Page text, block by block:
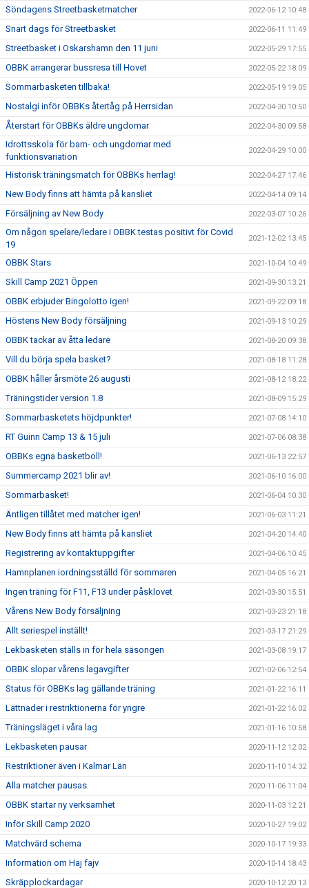
Söndagens Streetbasketmatcher 2022-06-12 10:48
Snart dags för Streetbasket 2022-06-11 11:49
Streetbasket i Oskarshamn den 11 juni 2022-05-29 17:55
OBBK arrangerar bussresa till Hovet 2022-05-22 18:09
Sommarbasketen tillbaka! 2022-05-19 19:05
Nostalgi inför OBBKs återtåg på Herrsidan 2022-04-30 10:50
Återstart för OBBKs äldre ungdomar 2022-04-30 09:58
Idrottsskola för barn- och ungdomar med
funktionsvariation
2022-04-29 10:00
Historisk träningsmatch för OBBKs herrlag! 2022-04-27 17:46
New Body finns att hämta på kansliet 2022-04-14 09:14
Försäljning av New Body 2022-03-07 10:26
Om någon spelare/ledare i OBBK testas positivt för Covid
19
2021-12-02 13:45
OBBK Stars 2021-10-04 10:49
Skill Camp 2021 Öppen 2021-09-30 13:21
OBBK erbjuder Bingolotto igen! 2021-09-22 09:18
Höstens New Body försäljning 2021-09-13 10:29
OBBK tackar av åtta ledare 2021-08-20 09:38
Vill du börja spela basket? 2021-08-18 11:28
OBBK håller årsmöte 26 augusti 2021-08-12 18:22
Träningstider version 1.8 2021-08-09 15:29
Sommarbasketets höjdpunkter! 2021-07-08 14:10
RT Guinn Camp 13 & 15 juli 2021-07-06 08:38
OBBKs egna basketboll! 2021-06-13 22:57
Summercamp 2021 blir av! 2021-06-10 16:00
Sommarbasket! 2021-06-04 10:30
Äntligen tillåtet med matcher igen! 2021-06-03 11:21
New Body finns att hämta på kansliet 2021-04-20 14:40
Registrering av kontaktuppgifter 2021-04-06 10:45
Hamnplanen iordningsställd för sommaren 2021-04-05 16:21
Ingen träning för F11, F13 under påsklovet 2021-03-30 15:51
Vårens New Body försäljning 2021-03-23 21:18
Allt seriespel inställt! 2021-03-17 21:29
Lekbasketen ställs in för hela säsongen 2021-03-08 19:17
OBBK slopar vårens lagavgifter 2021-02-06 12:54
Status för OBBKs lag gällande träning 2021-01-22 16:11
Lättnader i restriktionerna för yngre 2021-01-22 16:02
Träningsläget i våra lag 2021-01-16 10:58
Lekbasketen pausar 2020-11-12 12:02
Restriktioner även i Kalmar Län 2020-11-10 14:32
Alla matcher pausas 2020-11-06 11:04
OBBK startar ny verksamhet 2020-11-03 12:21
Inför Skill Camp 2020 2020-10-27 19:02
Matchvärd schema 2020-10-17 19:33
Information om Haj fajv 2020-10-14 18:43
Skräpplockardagar 2020-10-12 20:13